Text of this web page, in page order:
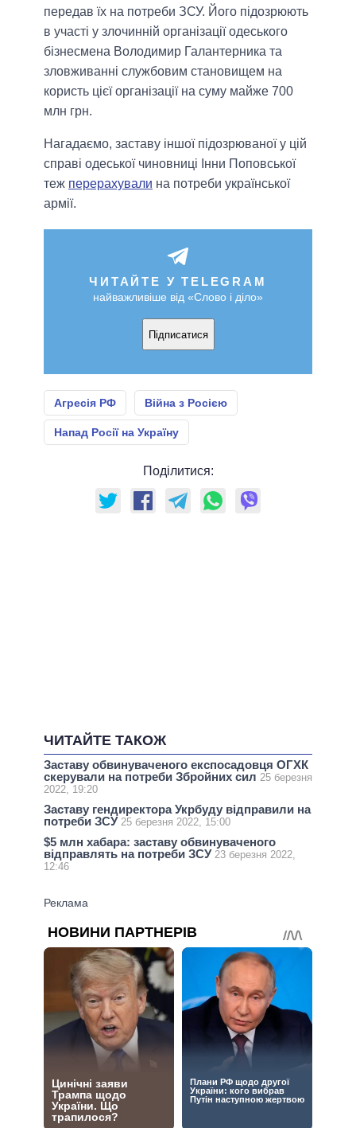
передав їх на потреби ЗСУ. Його підозрюють
в участі у злочинній організації одеського
бізнесмена Володимир Галантерника та
зловживанні службовим становищем на
користь цієї організації на суму майже 700
млн грн.
Нагадаємо, заставу іншої підозрюваної у цій
справі одеської чиновниці Інни Поповської
теж перерахували на потреби української
армії.
ЧИТАЙТЕ У TELEGRAM
найважливіше від «Слово і діло»
Підписатися
Агресія РФ Війна з Росією
Напад Росії на Україну
Поділитися:
ЧИТАЙТЕ ТАКОЖ
Заставу обвинуваченого експосадовця ОГХК
скерували на потреби Збройних сил 25 березня
2022, 19:20
Заставу гендиректора Укрбуду відправили на
потреби ЗСУ 25 березня 2022, 15:00
$5 млн хабара: заставу обвинуваченого
відправлять на потреби ЗСУ 23 березня 2022,
12:46